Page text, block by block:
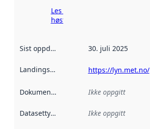
Les mer om
høsting her
Sist oppdatert 30. juli 2025
Landingsside https://lyn.met.no/
Dokumentasjon Ikke oppgitt
Datasettype Ikke oppgitt